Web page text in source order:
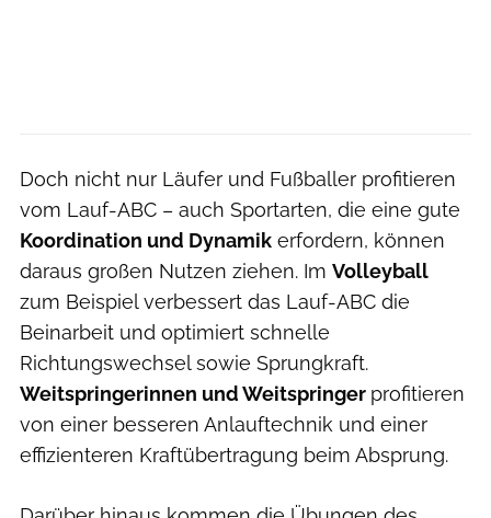
Doch nicht nur Läufer und Fußballer profitieren
vom Lauf-ABC – auch Sportarten, die eine gute
Koordination und Dynamik erfordern, können
daraus großen Nutzen ziehen. Im Volleyball
zum Beispiel verbessert das Lauf-ABC die
Beinarbeit und optimiert schnelle
Richtungswechsel sowie Sprungkraft.
Weitspringerinnen und Weitspringer profitieren
von einer besseren Anlauftechnik und einer
effizienteren Kraftübertragung beim Absprung.